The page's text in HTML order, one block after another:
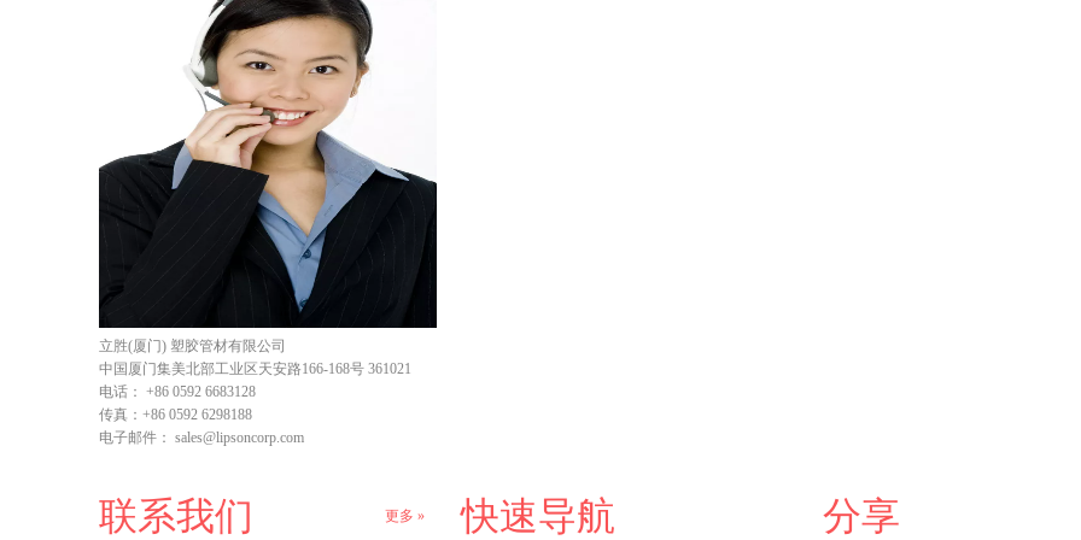
立胜(厦门) 塑胶管材有限公司
中国厦门集美北部工业区天安路166-168号 361021
电话： +86 0592 6683128
传真： +86 0592 6298188
电子邮件： sales@lipsoncorp.com
联系我们 更多 » 快速导航 分享